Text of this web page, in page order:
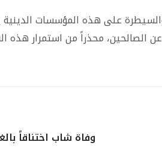
على هذه المؤسسات
الصالحين، محذراً من استمرار هذه
وفاة شاب اختناقاً